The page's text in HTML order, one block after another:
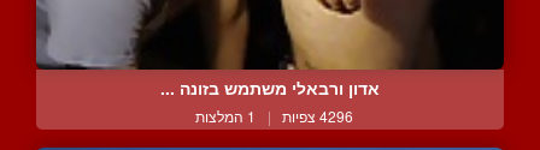
אדון ורבאלי משתמש בזונה ...
4296 צפיות | 1 המלצות